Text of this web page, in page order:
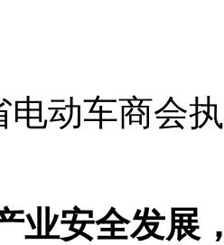
动车商会
业安全发展